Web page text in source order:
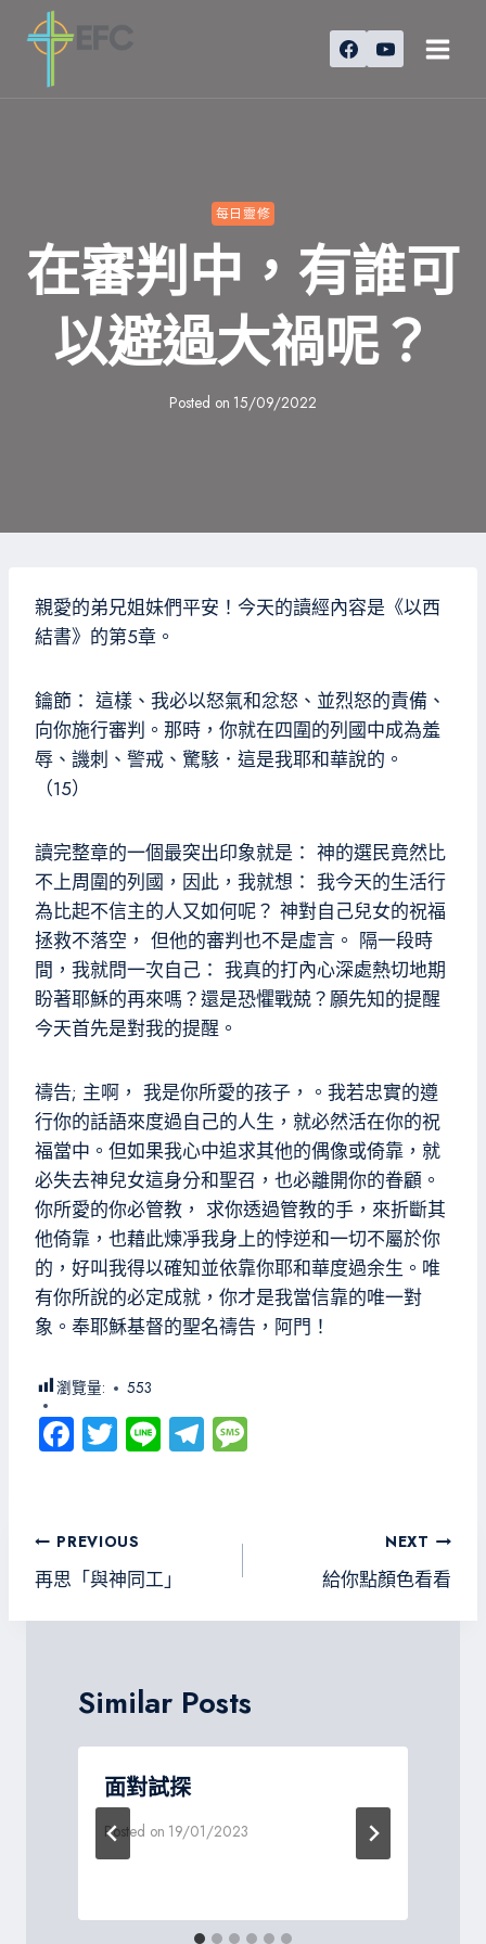
每日靈修
在審判中，有誰可
以避過大禍呢？
Posted on 15/09/2022
親愛的弟兄姐妹們平安！今天的讀經內容是《以西
結書》的第5章。
鑰節： 這樣、我必以怒氣和忿怒、並烈怒的責備、
向你施行審判。那時，你就在四圍的列國中成為羞
辱、譏刺、警戒、驚駭．這是我耶和華說的。
（15）
讀完整章的一個最突出印象就是： 神的選民竟然比
不上周圍的列國，因此，我就想： 我今天的生活行
為比起不信主的人又如何呢？ 神對自己兒女的祝福
拯救不落空， 但他的審判也不是虛言。 隔一段時
間，我就問一次自己： 我真的打內心深處熱切地期
盼著耶穌的再來嗎？還是恐懼戰兢？願先知的提醒
今天首先是對我的提醒。
禱告; 主啊， 我是你所愛的孩子，。我若忠實的遵
行你的話語來度過自己的人生，就必然活在你的祝
福當中。但如果我心中追求其他的偶像或倚靠，就
必失去神兒女這身分和聖召，也必離開你的眷顧。
你所愛的你必管教， 求你透過管教的手，來折斷其
他倚靠，也藉此煉凈我身上的悖逆和一切不屬於你
的，好叫我得以確知並依靠你耶和華度過余生。唯
有你所說的必定成就，你才是我當信靠的唯一對
象。奉耶穌基督的聖名禱告，阿門！
瀏覽量: 553
Fa
ce
o
ok
T
wi
er
Li
ne
Te
le
文
章
導
PREVIOUS
再思「與神同工」
NEXT
給你點顏色看看
Similar Posts
面對試探
Posted on 19/01/2023